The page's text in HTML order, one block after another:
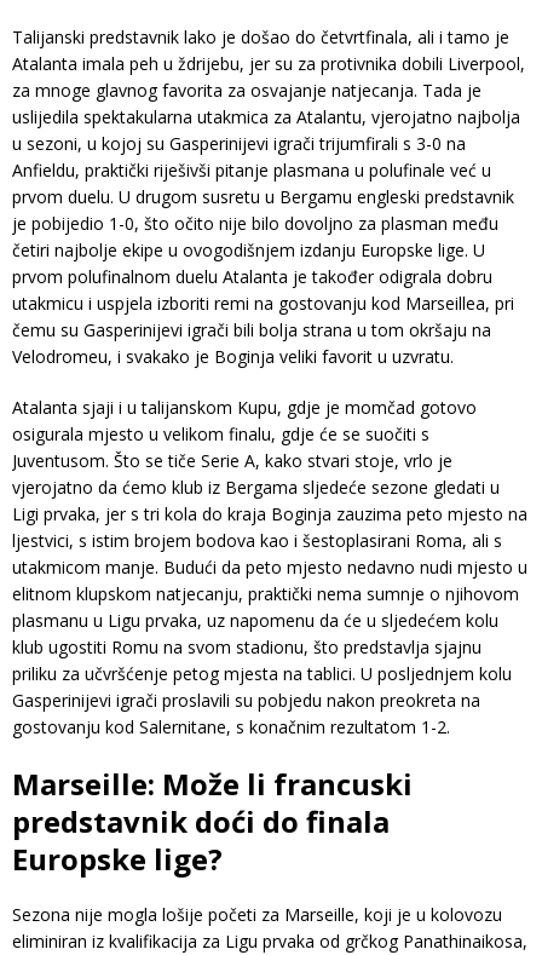
Talijanski predstavnik lako je došao do četvrtfinala, ali i tamo je
Atalanta imala peh u ždrijebu, jer su za protivnika dobili Liverpool,
za mnoge glavnog favorita za osvajanje natjecanja. Tada je
uslijedila spektakularna utakmica za Atalantu, vjerojatno najbolja
u sezoni, u kojoj su Gasperinijevi igrači trijumfirali s 3-0 na
Anfieldu, praktički riješivši pitanje plasmana u polufinale već u
prvom duelu. U drugom susretu u Bergamu engleski predstavnik
je pobijedio 1-0, što očito nije bilo dovoljno za plasman među
četiri najbolje ekipe u ovogodišnjem izdanju Europske lige. U
prvom polufinalnom duelu Atalanta je također odigrala dobru
utakmicu i uspjela izboriti remi na gostovanju kod Marseillea, pri
čemu su Gasperinijevi igrači bili bolja strana u tom okršaju na
Velodromeu, i svakako je Boginja veliki favorit u uzvratu.
Atalanta sjaji i u talijanskom Kupu, gdje je momčad gotovo
osigurala mjesto u velikom finalu, gdje će se suočiti s
Juventusom. Što se tiče Serie A, kako stvari stoje, vrlo je
vjerojatno da ćemo klub iz Bergama sljedeće sezone gledati u
Ligi prvaka, jer s tri kola do kraja Boginja zauzima peto mjesto na
ljestvici, s istim brojem bodova kao i šestoplasirani Roma, ali s
utakmicom manje. Budući da peto mjesto nedavno nudi mjesto u
elitnom klupskom natjecanju, praktički nema sumnje o njihovom
plasmanu u Ligu prvaka, uz napomenu da će u sljedećem kolu
klub ugostiti Romu na svom stadionu, što predstavlja sjajnu
priliku za učvršćenje petog mjesta na tablici. U posljednjem kolu
Gasperinijevi igrači proslavili su pobjedu nakon preokreta na
gostovanju kod Salernitane, s konačnim rezultatom 1-2.
Marseille: Može li francuski
predstavnik doći do finala
Europske lige?
Sezona nije mogla lošije početi za Marseille, koji je u kolovozu
eliminiran iz kvalifikacija za Ligu prvaka od grčkog Panathinaikosa,